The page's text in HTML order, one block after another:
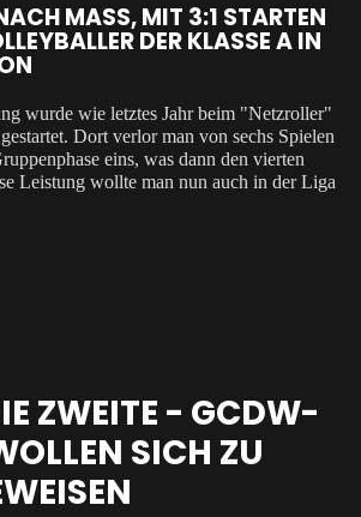
MASS, MIT 3:1 STARTEN D
DER KLASSE A IN D
wurde wie letztes Jahr beim "Netzroller"
Dort verlor man von sechs Spielen
eins, was dann den vierten
Leistung wollte man nun auch in der Liga
ZWEITE - GCDW-
SICH ZU